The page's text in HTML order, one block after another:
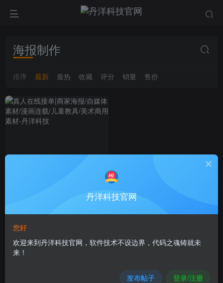
海报制作
排序 最新 最热 收藏 评分 销量 售价
童教具/美术商用素材
￥5
丹洋科技官网
您好
欢迎来到丹洋科技官网，软件技术不设边界，代码之魂铸就未
来！
发布帖子 登录/注册